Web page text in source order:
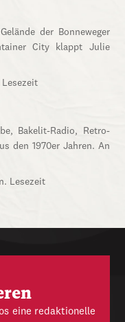
der Bonneweger
City klappt Julie
Lesezeit
Bakelit-Radio, Retro-
den 1970er Jahren. An
Lesezeit
eine redaktionelle